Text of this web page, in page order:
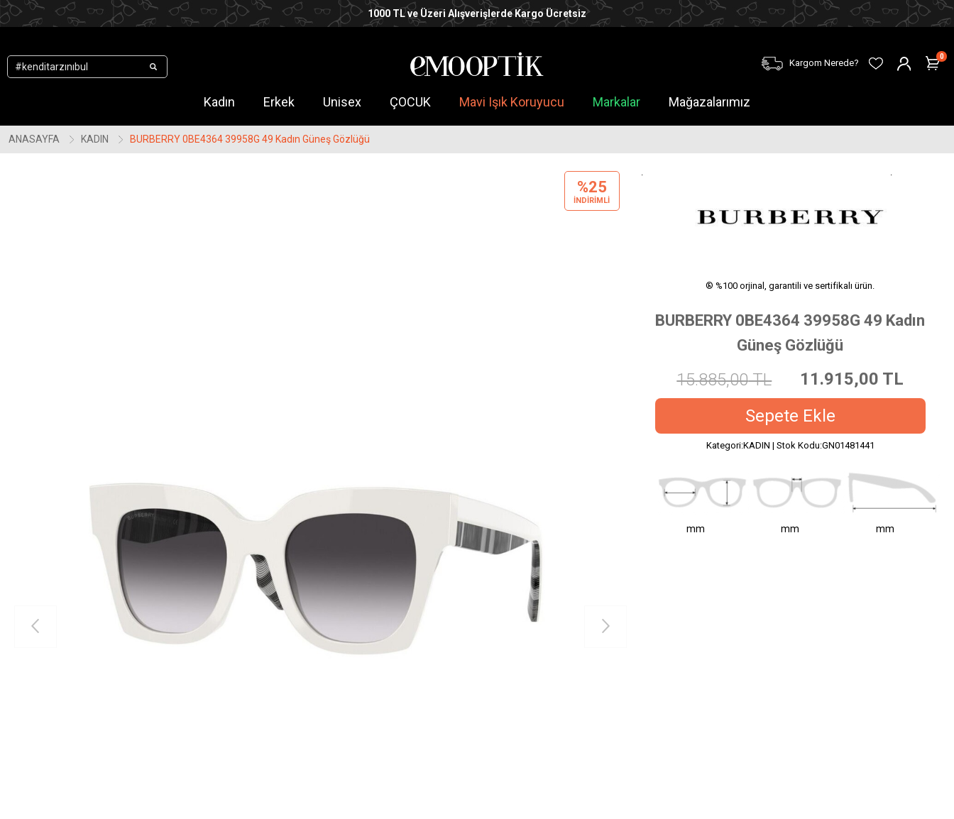
1000 TL ve Üzeri Alışverişlerde Kargo Ücretsiz
0
Kargom Nerede?
Kadın Erkek Unisex ÇOCUK Mavi Işık Koruyucu Markalar Mağazalarımız
ANASAYFA KADIN BURBERRY 0BE4364 39958G 49 Kadın Güneş Gözlüğü
%25
INDIRIMLI
. .
® %100 orjinal, garantili ve sertifikalı ürün.
BURBERRY 0BE4364 39958G 49 Kadın
Güneş Gözlüğü
15.885,00TL 11.915,00 TL
Sepete Ekle
Kategori:KADIN | Stok Kodu:GN01481441
mm mm mm